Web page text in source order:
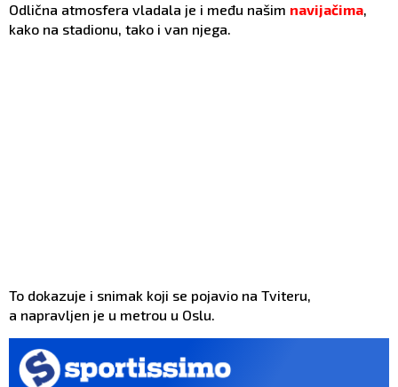
Odlična atmosfera vladala je i među našim navijačima,
kako na stadionu, tako i van njega.
To dokazuje i snimak koji se pojavio na Tviteru,
a napravljen je u metrou u Oslu.